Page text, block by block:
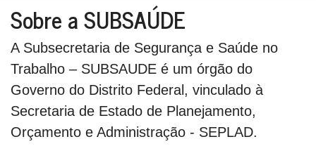
Sobre a SUBSAÚDE
A Subsecretaria de Segurança e Saúde no
Trabalho – SUBSAUDE é um órgão do
Governo do Distrito Federal, vinculado à
Secretaria de Estado de Planejamento,
Orçamento e Administração - SEPLAD.